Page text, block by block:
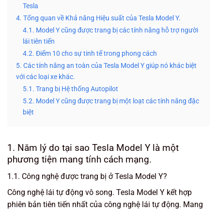
Tesla
4. Tổng quan về Khả năng Hiệu suất của Tesla Model Y.
4.1. Model Y cũng được trang bị các tính năng hỗ trợ người
lái tiên tiến
4.2. Điểm 10 cho sự tinh tế trong phong cách
5. Các tính năng an toàn của Tesla Model Y giúp nó khác biệt
với các loại xe khác.
5.1. Trang bị Hệ thống Autopilot
5.2. Model Y cũng được trang bị một loạt các tính năng đặc
biệt
1. Năm lý do tại sao Tesla Model Y là một
phương tiện mang tính cách mạng.
1.1. Công nghệ được trang bị ở Tesla Model Y?
Công nghệ lái tự động vô song. Tesla Model Y kết hợp
phiên bản tiên tiến nhất của công nghệ lái tự động. Mang